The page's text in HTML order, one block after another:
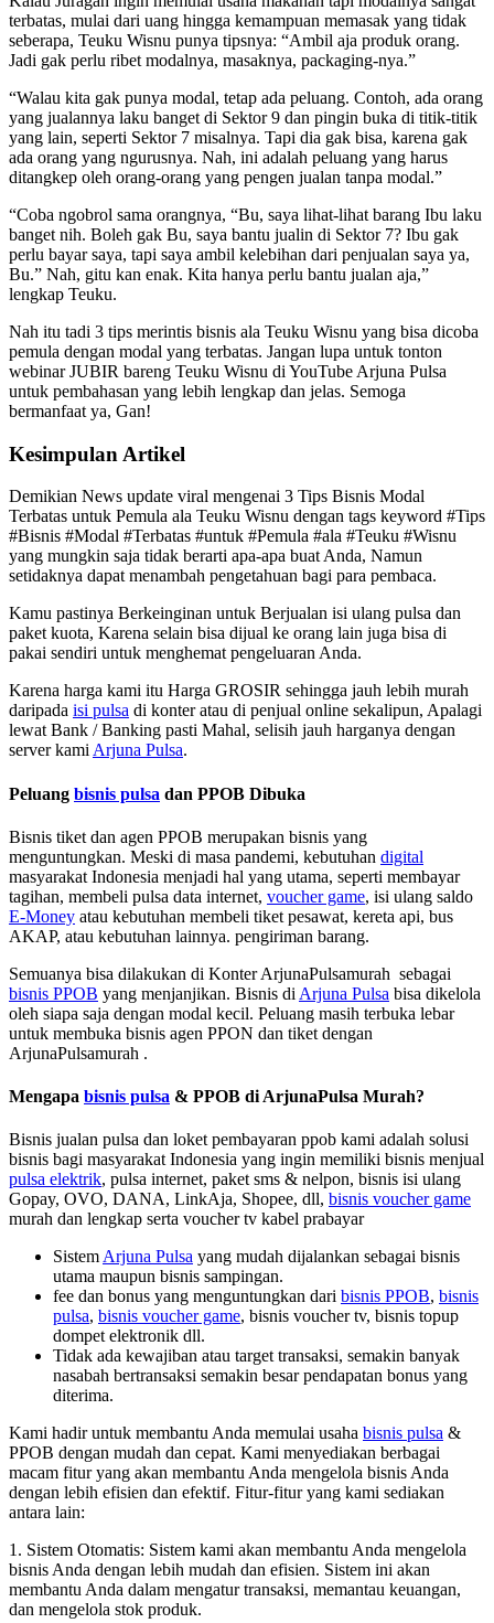
terbatas, mulai dari uang hingga kemampuan memasak yang tidak
seberapa, Teuku Wisnu punya tipsnya: “Ambil aja produk orang.
Jadi gak perlu ribet modalnya, masaknya, packaging-nya.”
“Walau kita gak punya modal, tetap ada peluang. Contoh, ada orang
yang jualannya laku banget di Sektor 9 dan pingin buka di titik-titik
yang lain, seperti Sektor 7 misalnya. Tapi dia gak bisa, karena gak
ada orang yang ngurusnya. Nah, ini adalah peluang yang harus
ditangkep oleh orang-orang yang pengen jualan tanpa modal.”
“Coba ngobrol sama orangnya, “Bu, saya lihat-lihat barang Ibu laku
banget nih. Boleh gak Bu, saya bantu jualin di Sektor 7? Ibu gak
perlu bayar saya, tapi saya ambil kelebihan dari penjualan saya ya,
Bu.” Nah, gitu kan enak. Kita hanya perlu bantu jualan aja,”
lengkap Teuku.
Nah itu tadi 3 tips merintis bisnis ala Teuku Wisnu yang bisa dicoba
pemula dengan modal yang terbatas. Jangan lupa untuk tonton
webinar JUBIR bareng Teuku Wisnu di YouTube Arjuna Pulsa
untuk pembahasan yang lebih lengkap dan jelas. Semoga
bermanfaat ya, Gan!
Kesimpulan Artikel
Demikian News update viral mengenai 3 Tips Bisnis Modal
Terbatas untuk Pemula ala Teuku Wisnu dengan tags keyword #Tips
#Bisnis #Modal #Terbatas #untuk #Pemula #ala #Teuku #Wisnu
yang mungkin saja tidak berarti apa-apa buat Anda, Namun
setidaknya dapat menambah pengetahuan bagi para pembaca.
Kamu pastinya Berkeinginan untuk Berjualan isi ulang pulsa dan
paket kuota, Karena selain bisa dijual ke orang lain juga bisa di
pakai sendiri untuk menghemat pengeluaran Anda.
Karena harga kami itu Harga GROSIR sehingga jauh lebih murah
daripada isi pulsa di konter atau di penjual online sekalipun, Apalagi
lewat Bank / Banking pasti Mahal, selisih jauh harganya dengan
server kami Arjuna Pulsa.
Peluang bisnis pulsa dan PPOB Dibuka
Bisnis tiket dan agen PPOB merupakan bisnis yang
menguntungkan. Meski di masa pandemi, kebutuhan digital
masyarakat Indonesia menjadi hal yang utama, seperti membayar
tagihan, membeli pulsa data internet, voucher game, isi ulang saldo
E-Money atau kebutuhan membeli tiket pesawat, kereta api, bus
AKAP, atau kebutuhan lainnya. pengiriman barang.
Semuanya bisa dilakukan di Konter ArjunaPulsamurah sebagai
bisnis PPOB yang menjanjikan. Bisnis di Arjuna Pulsa bisa dikelola
oleh siapa saja dengan modal kecil. Peluang masih terbuka lebar
untuk membuka bisnis agen PPON dan tiket dengan
ArjunaPulsamurah .
Mengapa bisnis pulsa & PPOB di ArjunaPulsa Murah?
Bisnis jualan pulsa dan loket pembayaran ppob kami adalah solusi
bisnis bagi masyarakat Indonesia yang ingin memiliki bisnis menjual
pulsa elektrik, pulsa internet, paket sms & nelpon, bisnis isi ulang
Gopay, OVO, DANA, LinkAja, Shopee, dll, bisnis voucher game
murah dan lengkap serta voucher tv kabel prabayar
Sistem Arjuna Pulsa yang mudah dijalankan sebagai bisnis
utama maupun bisnis sampingan.
fee dan bonus yang menguntungkan dari bisnis PPOB, bisnis
pulsa, bisnis voucher game, bisnis voucher tv, bisnis topup
dompet elektronik dll.
Tidak ada kewajiban atau target transaksi, semakin banyak
nasabah bertransaksi semakin besar pendapatan bonus yang
diterima.
Kami hadir untuk membantu Anda memulai usaha bisnis pulsa &
PPOB dengan mudah dan cepat. Kami menyediakan berbagai
macam fitur yang akan membantu Anda mengelola bisnis Anda
dengan lebih efisien dan efektif. Fitur-fitur yang kami sediakan
antara lain:
1. Sistem Otomatis: Sistem kami akan membantu Anda mengelola
bisnis Anda dengan lebih mudah dan efisien. Sistem ini akan
membantu Anda dalam mengatur transaksi, memantau keuangan,
dan mengelola stok produk.